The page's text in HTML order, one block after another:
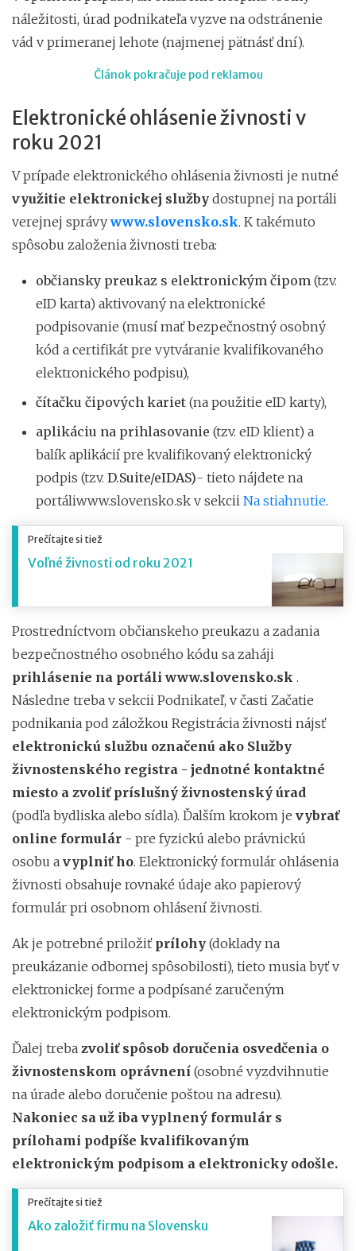
náležitosti, úrad podnikateľa vyzve na odstránenie
vád v primeranej lehote (najmenej pätnásť dní).
Článok pokračuje pod reklamou
Elektronické ohlásenie živnosti v
roku 2021
V prípade elektronického ohlásenia živnosti je nutné
využitie elektronickej služby dostupnej na portáli
verejnej správywww.slovensko.sk. K takémuto
spôsobu založenia živnosti treba:
občiansky preukaz s elektronickým čipom (tzv.
eID karta) aktivovaný na elektronické
podpisovanie (musí mať bezpečnostný osobný
kód a certifikát pre vytváranie kvalifikovaného
elektronického podpisu),
čítačku čipových kariet (na použitie eID karty),
aplikáciu na prihlasovanie (tzv. eID klient) a
balík aplikácií pre kvalifikovaný elektronický
podpis (tzv. D.Suite/eIDAS)- tieto nájdete na
portáliwww.slovensko.sk v sekcii Na stiahnutie.
Prečítajte si tiež
Voľné živnosti od roku 2021
Prostredníctvom občianskeho preukazu a zadania
bezpečnostného osobného kódu sa zaháji
prihlásenie na portáli www.slovensko.sk .
Následne treba v sekcii Podnikateľ, v časti Začatie
podnikania pod záložkou Registrácia živnosti nájsť
elektronickú službu označenú ako Služby
živnostenského registra - jednotné kontaktné
miesto a zvoliť príslušný živnostenský úrad
(podľa bydliska alebo sídla). Ďalším krokom je vybrať
online formulár - pre fyzickú alebo právnickú
osobu a vyplniť ho. Elektronický formulár ohlásenia
živnosti obsahuje rovnaké údaje ako papierový
formulár pri osobnom ohlásení živnosti.
Ak je potrebné priložiť prílohy (doklady na
preukázanie odbornej spôsobilosti), tieto musia byť v
elektronickej forme a podpísané zaručeným
elektronickým podpisom.
Ďalej treba zvoliť spôsob doručenia osvedčenia o
živnostenskom oprávnení (osobné vyzdvihnutie
na úrade alebo doručenie poštou na adresu).
Nakoniec sa už iba vyplnený formulár s
prílohami podpíše kvalifikovaným
elektronickým podpisom a elektronicky odošle.
Prečítajte si tiež
Ako založiť firmu na Slovensku